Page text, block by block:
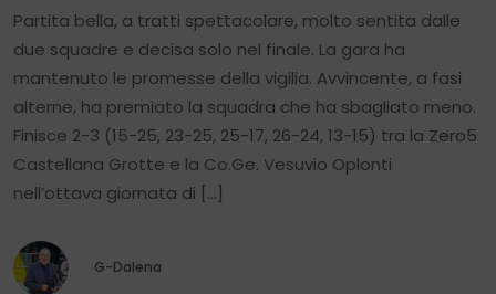
Partita bella, a tratti spettacolare, molto sentita dalle
due squadre e decisa solo nel finale. La gara ha
mantenuto le promesse della vigilia. Avvincente, a fasi
alterne, ha premiato la squadra che ha sbagliato meno.
Finisce 2-3 (15-25, 23-25, 25-17, 26-24, 13-15) tra la Zero5
Castellana Grotte e la Co.Ge. Vesuvio Oplonti
nell’ottava giornata di […]
G-Dalena